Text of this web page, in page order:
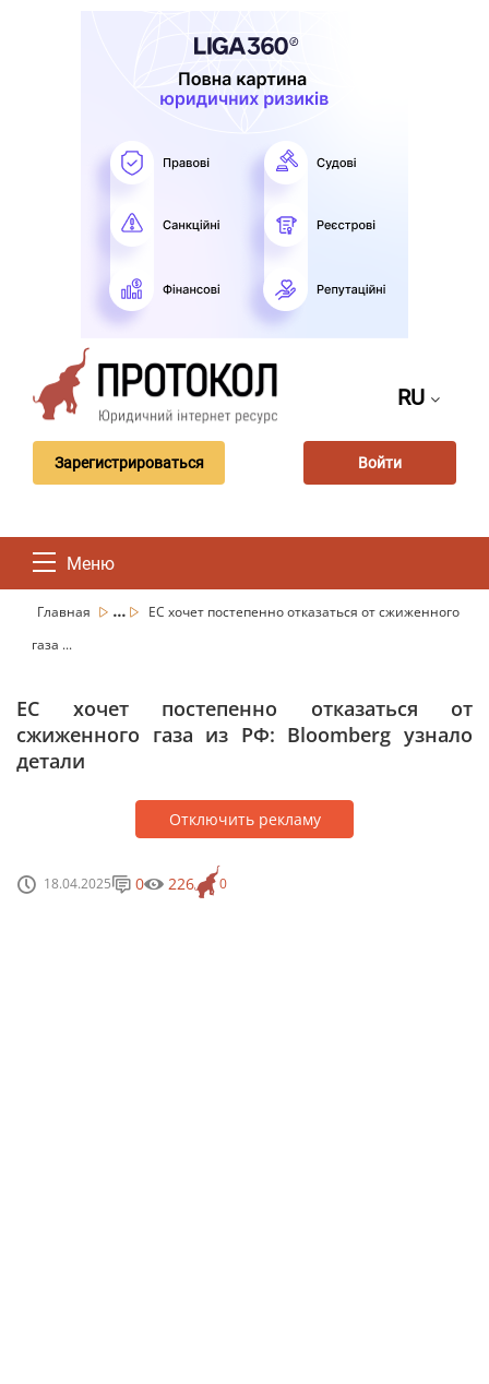
RU
Зарегистрироваться Войти
Меню
Главная ...
ЕС хочет постепенно отказаться от сжиженного
газа ...
ЕС хочет постепенно отказаться от
сжиженного газа из РФ: Bloomberg узнало
детали
Отключить рекламу
18.04.2025 0
0 226